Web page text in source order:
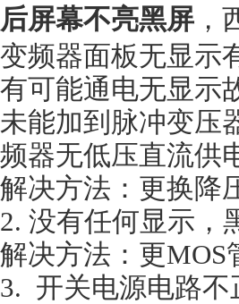
后屏幕不亮黑屏
变频器面板无显示
有可能通电无显示
未能加到脉冲变压
频器无低压直流供
解决方法：更换降
2. 没有任何显示，
解决方法：更
3. 开关电源电路不